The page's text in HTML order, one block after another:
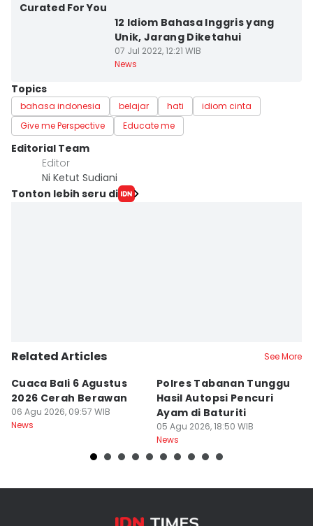
Curated For You
12 Idiom Bahasa Inggris yang
Unik, Jarang Diketahui
07 Jul 2022, 12:21 WIB
News
Topics
bahasa indonesia belajar hati
idiom cinta
Give me Perspective
Educate me
Editorial Team
Editor
Ni Ketut Sudiani
Tonton lebih seru di
Related Articles See More
Cuaca Bali 6 Agustus
2026 Cerah Berawan
06 Agu 2026, 09:57 WIB
News
Polres Tabanan Tunggu
Hasil Autopsi Pencuri
Ayam di Baturiti
05 Agu 2026, 18:50 WIB
News